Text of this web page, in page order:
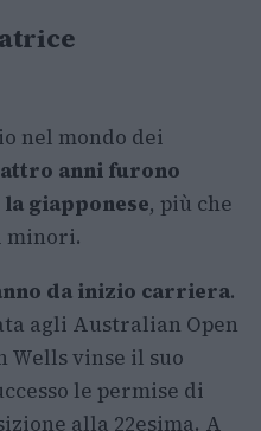
nel mondo dei
anni furono
giapponese, più che
minori.
da inizio carriera.
agli Australian Open
Wells vinse il suo
le permise di
alla 22esima. A